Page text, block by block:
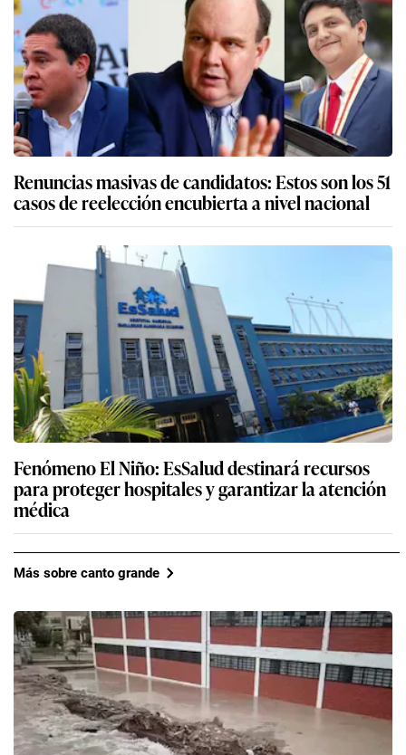
Renuncias masivas de candidatos: Estos son los 51
casos de reelección encubierta a nivel nacional
Fenómeno El Niño: EsSalud destinará recursos
para proteger hospitales y garantizar la atención
médica
Más sobre canto grande